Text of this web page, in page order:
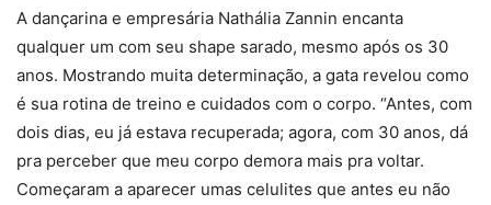
A dançarina e empresária Nathália Zannin encanta
qualquer um com seu shape sarado, mesmo após os 30
anos. Mostrando muita determinação, a gata revelou como
é sua rotina de treino e cuidados com o corpo. “Antes, com
dois dias, eu já estava recuperada; agora, com 30 anos, dá
pra perceber que meu corpo demora mais pra voltar.
Começaram a aparecer umas celulites que antes eu não